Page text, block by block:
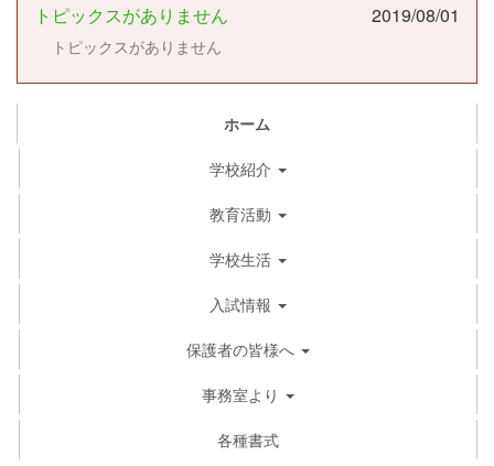
トピックスがありません 2019/08/01
トピックスがありません
ホーム
学校紹介
教育活動
学校生活
入試情報
保護者の皆様へ
事務室より
各種書式